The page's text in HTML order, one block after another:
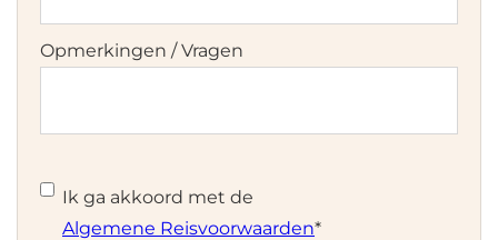
Opmerkingen / Vragen
Instemming
Ik ga akkoord met de
Algemene Reisvoorwaarden*